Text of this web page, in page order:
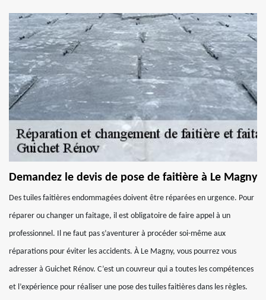
Demandez le devis de pose de faitière à Le Magny
Des tuiles faitières endommagées doivent être réparées en urgence. Pour
réparer ou changer un faitage, il est obligatoire de faire appel à un
professionnel. Il ne faut pas s’aventurer à procéder soi-même aux
réparations pour éviter les accidents. À Le Magny, vous pourrez vous
adresser à Guichet Rénov. C’est un couvreur qui a toutes les compétences
et l’expérience pour réaliser une pose des tuiles faitières dans les règles.